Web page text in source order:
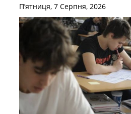
П’ятниця, 7 Серпня, 2026